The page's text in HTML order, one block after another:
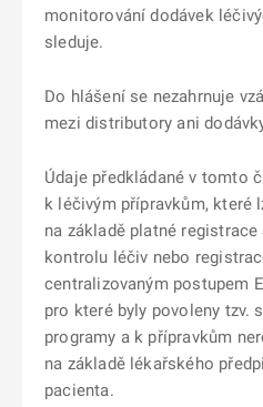
monitorování dodávek
sleduje.
Do hlášení se nezahrnuje
mezi distributory ani
Údaje předkládané v tomto
k léčivým přípravkům, které
na základě platné
kontrolu léčiv nebo
centralizovaným postupem
pro které byly povoleny tzv.
programy a k přípravkům
na základě lékařského
pacienta.